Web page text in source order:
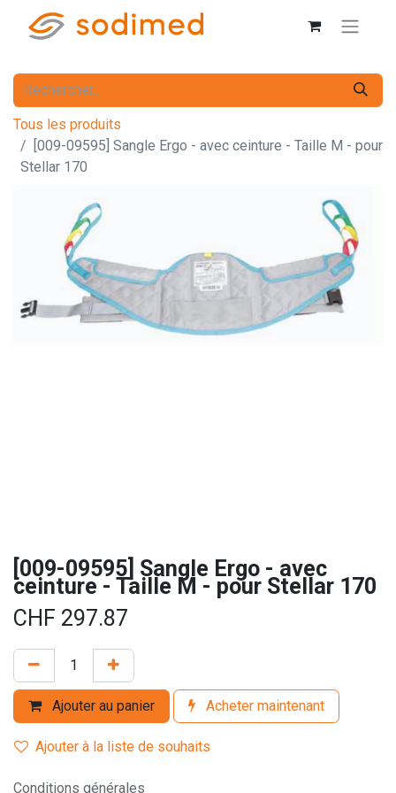
Tous les produits
[009-09595] Sangle Ergo - avec ceinture - Taille M - pour
Stellar 170
[009-09595] Sangle Ergo - avec
ceinture - Taille M - pour Stellar 170
CHF 297.87
Ajouter au panier Acheter maintenant
Ajouter à la liste de souhaits
Conditions générales